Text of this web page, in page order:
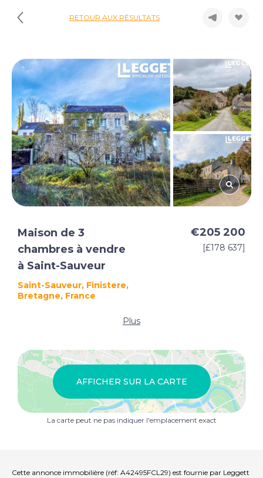
RETOUR AUX RÉSULTATS
Maison de 3
chambres à vendre
à Saint-Sauveur
Saint-Sauveur, Finistere,
Bretagne, France
€205 200
[£178 637]
Plus
AFFICHER SUR LA CARTE
La carte peut ne pas indiquer l'emplacement exact
Cette annonce immobilière (réf: A42495FCL29) est fournie par Leggett